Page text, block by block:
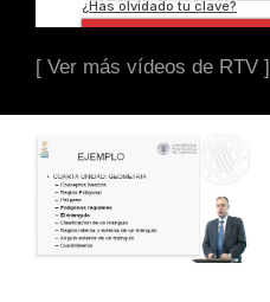
[ Ver más vídeos de RTV ]